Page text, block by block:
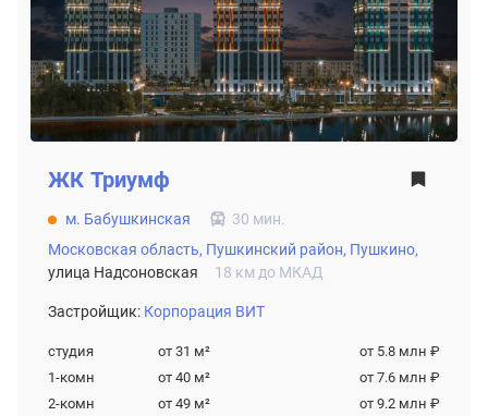
ЖК Триумф
м. Бабушкинская
30 мин.
Московская область, Пушкинский район, Пушкино,
улица Надсоновская
18 км до МКАД
Застройщик: Корпорация ВИТ
студия от 31 м²
от 5.8 млн ₽
1-комн
от 40 м²
от 7.6 млн ₽
2-комн
от 49 м² от 9.2 млн ₽